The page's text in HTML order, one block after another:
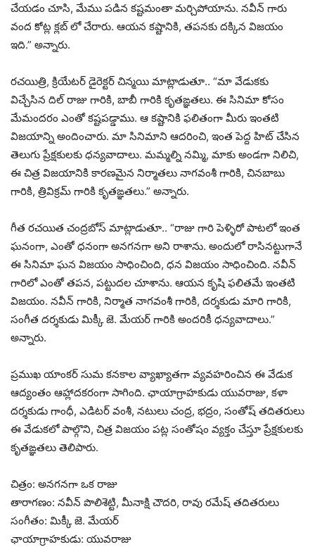
చేయడం చూసి, మేము పడిన కష్టమంతా మర్చిపోయాను. నవీన్ గారు
వంద కోట్ల క్లబ్ లో చేరారు. ఆయన కష్టానికి, తపనకు దక్కిన విజయం
ఇది.” అన్నారు.
రచయిత్రి, క్రియేటర్ డైరెక్టర్ చిన్మయి మాట్లాడుతూ.. “మా వేడుకకు
విచ్చేసిన దిల్ రాజు గారికి, బాబీ గారికి కృతఙ్ఞతలు. ఈ సినిమా కోసం
మేమందరం ఎంతో కష్టపడ్డాము. ఆ కష్టానికి ఫలితంగా మీరు ఇంతటి
విజయాన్ని అందించారు. మా సినిమాని ఆదరించి, ఇంత పెద్ద హిట్ చేసిన
తెలుగు ప్రేక్షకులకు ధన్యవాదాలు. మమ్మల్ని నమ్మి, మాకు అండగా నిలిచి,
ఈ చిత్ర విజయానికి కారణమైన నిర్మాతలు నాగవంశీ గారికి, చినబాబు
గారికి, త్రివిక్రమ్ గారికి కృతఙ్ఞతలు.” అన్నారు.
గీత రచయిత చంద్రబోస్ మాట్లాడుతూ.. “రాజు గారి పెళ్ళిరో పాటలో ఇంత
ఘనంగా, ఎంతో ధనంగా అనగనగా అని రాశాను. అందులో రాసినట్టుగానే
ఈ సినిమా ఘన విజయం సాధించింది, ధన విజయం సాధించింది. నవీన్
గారిలో ఎంతో తపన, పట్టుదల చూశాను. ఆయన కృషి ఫలితమే ఇంతటి
విజయం. నవీన్ గారికి, నిర్మాత నాగవంశీ గారికి, దర్శకుడు మారి గారికి,
సంగీత దర్శకుడు మిక్కీ జె. మేయర్ గారికి అందరికీ ధన్యవాదాలు.”
అన్నారు.
ప్రముఖ యాంకర్ సుమ కనకాల వ్యాఖ్యాతగా వ్యవహరించిన ఈ వేడుక
ఆద్యంతం ఆహ్లాదకరంగా సాగింది. ఛాయాగ్రాహకుడు యువరాజు, కళా
దర్శకుడు గాంధీ, ఎడిటర్ వంశీ, నటులు చంద్ర, భద్రం, సంతోష్ తదితరులు
ఈ వేడుకలో పాల్గొని, చిత్ర విజయం పట్ల సంతోషం వ్యక్తం చేస్తూ ప్రేక్షకులకు
కృతఙ్ఞతలు తెలిపారు.
చిత్రం: అనగనగా ఒక రాజు
తారాగణం: నవీన్‌ పొలిశెట్టి, మీనాక్షి చౌదరి, రావు రమేష్ తదితరులు
సంగీతం: మిక్కీ జె. మేయర్
ఛాయాగ్రాహకుడు: యువరాజు